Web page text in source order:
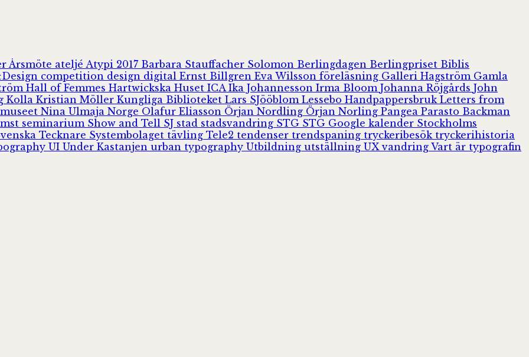
Årsmöte ateljé Atypi 2017 Barbara Stauffacher Solomon Berlingdagen Berlingpriset Biblis
competition design digital Ernst Billgren Eva Wilsson föreläsning Galleri Hagström Gamla
Hall of Femmes Hartwickska Huset ICA Ika Johannesson Irma Bloom Johanna Röjgårds John
Kolla Kristian Möller Kungliga Biblioteket Lars SJööblom Lessebo Handpappersbruk Letters from
Nina Ulmaja Norge Olafur Eliasson Örjan Nordling Örjan Norling Pangea Parasto Backman
seminarium Show and Tell SJ stad stadsvandring STG STG Google kalender Stockholms
Tecknare Systembolaget tävling Tele2 tendenser trendspaning tryckeribesök tryckerihistoria
UI Under Kastanjen urban typography Utbildning utställning UXvandring Vart är typografin